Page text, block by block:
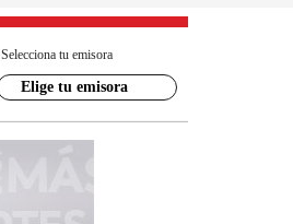
Selecciona tu emisora
Elige tu emisora